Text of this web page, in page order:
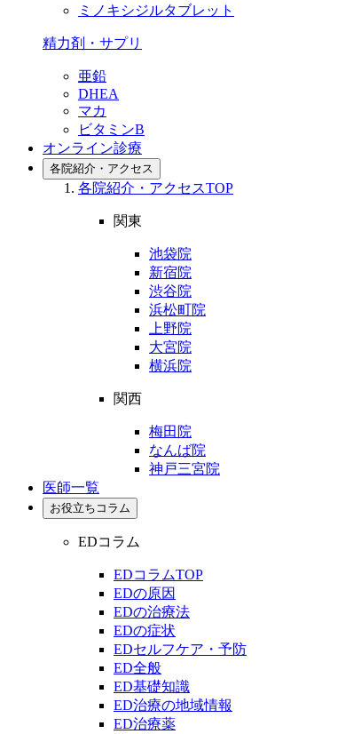
ミノキシジルタブレット
精力剤・サプリ
亜鉛
DHEA
マカ
ビタミンB
オンライン診療
各院紹介・アクセス
各院紹介・アクセスTOP
関東
池袋院
新宿院
渋谷院
浜松町院
上野院
大宮院
横浜院
関西
梅田院
なんば院
神戸三宮院
医師一覧
お役立ちコラム
EDコラム
EDコラムTOP
EDの原因
EDの治療法
EDの症状
EDセルフケア・予防
ED全般
ED基礎知識
ED治療の地域情報
ED治療薬